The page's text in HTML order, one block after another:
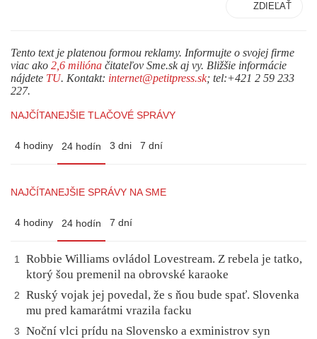
ZDIEĽAŤ
Tento text je platenou formou reklamy. Informujte o svojej firme
viac ako 2,6 milióna čitateľov Sme.sk aj vy. Bližšie informácie
nájdete TU. Kontakt: internet@petitpress.sk; tel:+421 2 59 233
227.
NAJČÍTANEJŠIE TLAČOVÉ SPRÁVY
4 hodiny 24 hodín 3 dni 7 dní
NAJČÍTANEJŠIE SPRÁVY NA SME
4 hodiny 24 hodín 7 dní
1
Robbie Williams ovládol Lovestream. Z rebela je tatko,
ktorý šou premenil na obrovské karaoke
2
Ruský vojak jej povedal, že s ňou bude spať. Slovenka
mu pred kamarátmi vrazila facku
3
Noční vlci prídu na Slovensko a exministrov syn